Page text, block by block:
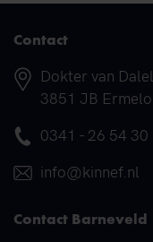
Contact
Adres
Dokter van
3851 JB Ermelo
Telefoonnummer
0341 - 26 54 30
E-mail
info@kinnef.nl
Contact Barneveld